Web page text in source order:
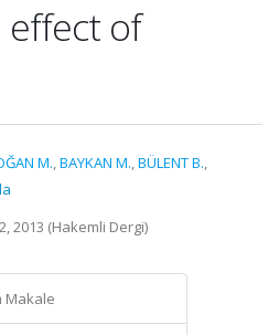
of
M.,BAYKAN M.,BÜLENT B.,
2013 (Hakemli Dergi)
Makale